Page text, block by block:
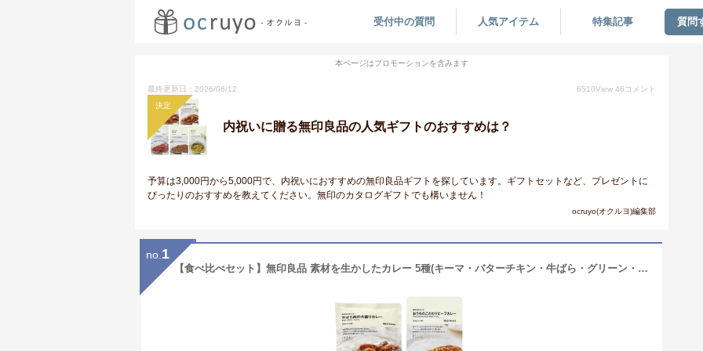
受付中の質問 人気アイテム 特集記事 質問
本ページはプロモーションを含みます
最終更新日：2026/06/12 6510View 46 コメント
決定
内祝いに贈る無印良品の人気ギフトのおすすめは？
予算は3,000円から5,000円で、内祝いにおすすめの無印良品ギフトを探しています。ギフトセットなど、プレゼントに
ぴったりのおすすめを教えてください。無印のカタログギフトでも構いません！
ocruyo(オクルヨ)編集部
no. 1
【食べ比べセット】無印良品 素材を生かしたカレー 5種(キーマ・バターチキン・牛ばら・グリーン・ビーフ)食べ比べ 詰め合わせ アソート 本格 レトルト カレー パーティー シェア キャンプ